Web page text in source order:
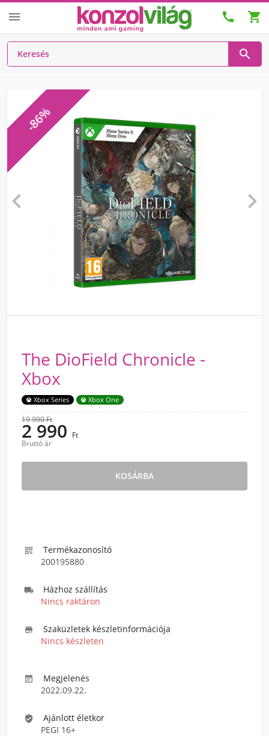
  

-86%
 
The DioField Chronicle -
Xbox
Xbox Series Xbox One
19 990 Ft
2 990 Ft
Bruttó ár
KOSÁRBA

Termékazonosító
200195880

Házhoz szállítás
Nincs raktáron

Szaküzletek készletinformációja
Nincs készleten

Megjelenés
2022.09.22.

Ajánlott életkor
PEGI 16+